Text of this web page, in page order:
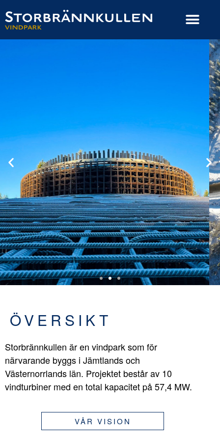
ÖVERSIKT
Storbrännkullen är en vindpark som för
närvarande byggs i Jämtlands och
Västernorrlands län. Projektet består av 10
vindturbiner med en total kapacitet på 57,4 MW.
VÅR VISION